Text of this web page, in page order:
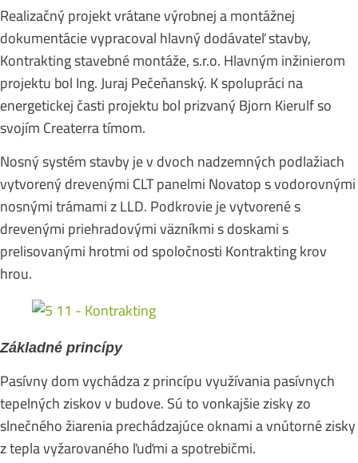
Realizačný projekt vrátane výrobnej a montážnej
dokumentácie vypracoval hlavný dodávateľ stavby,
Kontrakting stavebné montáže, s.r.o. Hlavným inžinierom
projektu bol Ing. Juraj Pečeňanský. K spolupráci na
energetickej časti projektu bol prizvaný Bjorn Kierulf so
svojím Createrra tímom.
Nosný systém stavby je v dvoch nadzemných podlažiach
vytvorený drevenými CLT panelmi Novatop s vodorovnými
nosnými trámami z LLD. Podkrovie je vytvorené s
drevenými priehradovými väzníkmi s doskami s
prelisovanými hrotmi od spoločnosti Kontrakting krov
hrou.
Základné princípy
Pasívny dom vychádza z princípu využívania pasívnych
tepelných ziskov v budove. Sú to vonkajšie zisky zo
slnečného žiarenia prechádzajúce oknami a vnútorné zisky
z tepla vyžarovaného ľuďmi a spotrebičmi.